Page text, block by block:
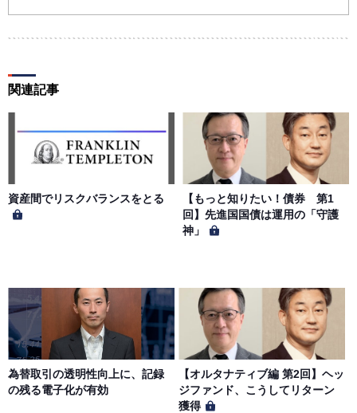
用によって生じた損害の責任は、会員が負うものとし、当
第５条（著作権）
本サイトに掲載された情報、写真、その他の著作物は、当
社もしくは著作物の著作者または著作権者に帰属するもの
とします。会員は、当社著作物について複製、転用、公衆
送信、譲渡、翻案および翻訳などの著作権、商標権などを
侵害する行為を行ってはならないものとします。
第６条（サービス内容の停止・変更）
サイトのサービス内容を変更する場合があります。
第７条（個人情報の取扱い）
当社は、会員の個人情報を別途オンライン上に掲示する
「プライバシーポリシー」に基づき、適切に取り扱うもの
関連記事
資産間でリスクバランスをとる
【もっと知りたい！債券 第1
回】先進国国債は運用の「守護
神」
為替取引の透明性向上に、記録
の残る電子化が有効
【オルタナティブ編 第2回】ヘッ
ジファンド、こうしてリターン
獲得